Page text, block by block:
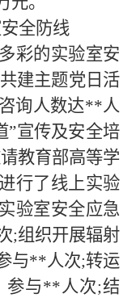
全防线
彩的实验室安
建主题党日活
询人数达**人
”宣传及安全培
教育部高等学
行了线上实验
验室安全应急
;组织开展辐射
与**人次;转运
参与**人次;结